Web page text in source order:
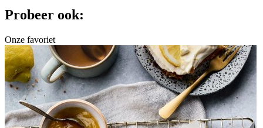
Probeer ook:
Onze favoriet